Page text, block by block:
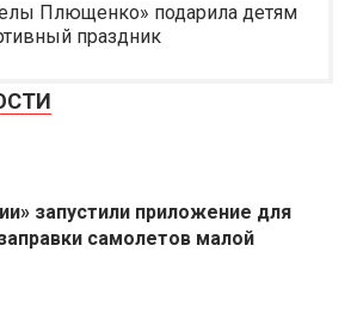
Плющенко» подарила детям
праздник
запустили приложение для
самолетов малой